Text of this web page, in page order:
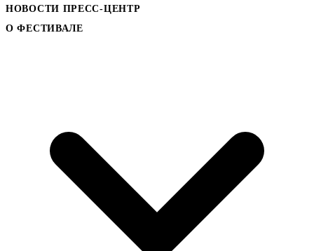
НОВОСТИ ПРЕСС-ЦЕНТР
О ФЕСТИВАЛЕ